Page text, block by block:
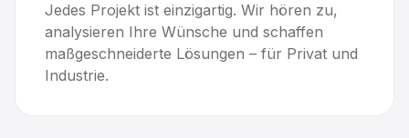
Jedes Projekt ist einzigartig. Wir hören zu,
analysieren Ihre Wünsche und schaffen
maßgeschneiderte Lösungen – für Privat und
Industrie.